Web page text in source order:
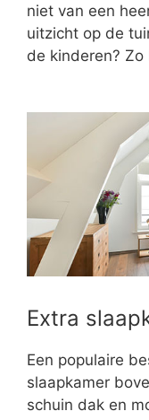
niet van een
uitzicht op de
de kinderen?
Extra
Een populaire
slaapkamer
schuin dak en